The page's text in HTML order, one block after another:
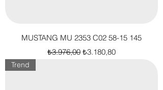
MUSTANG MU 2353 C02 58-15 145
Normal Fiyat
₺3.976,00 İndirimli Fiyat
₺3.180,80
Trend